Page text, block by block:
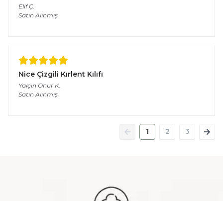
Elif Ç.
Satın Alınmış
Nice Çizgili Kırlent Kılıfı
Yalçın Onur K.
Satın Alınmış
1 2 3